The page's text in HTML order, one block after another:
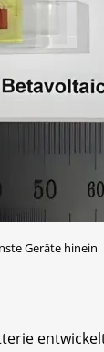
Geräte hinein